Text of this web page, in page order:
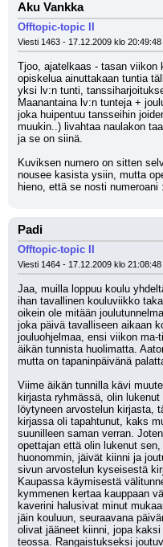
Aku Vankka
Offtopic-topic II
Viesti 1463 - 17.12.2009 klo 20:49:48
Tjoo, ajatelkaas - tasan viikon
opiskelua ainuttakaan tuntia
yksi lv:n tunti,
Maanantaina lv:n tunteja +
joka huipentuu tansseihin
muukin..) livahtaa naulakon
ja se on siinä.
Kuviksen numero on sitten
nousee kasista ysiin, mutta
hieno, että se nosti numeroani
Padi
Offtopic-topic II
Viesti 1464 - 17.12.2009 klo 21:08:48
Jaa, muilla loppuu koulu
ihan tavallinen kouluviikko
oikein ole mitään
joka päivä tavalliseen aikaan
jouluohjelmaa, ensi viikon
äikän tunnista huolimatta.
mutta on tapaninpäivänä
Viime äikän tunnilla kävi
kirjasta ryhmässä, olin
löytyneen arvostelun kirjasta,
kirjassa oli tapahtunut, kaks
suunilleen saman verran.
opettajan että olin lukenut
huonommin, jäivät kiinni ja
sivun arvostelun kyseisestä
Kaupassa käymisestä
kymmenen kertaa kauppaan
kaverini halusivat minut
jäin kouluun, seuraavana
olivat jääneet kiinni, jopa
teossa. Rangaistukseksi